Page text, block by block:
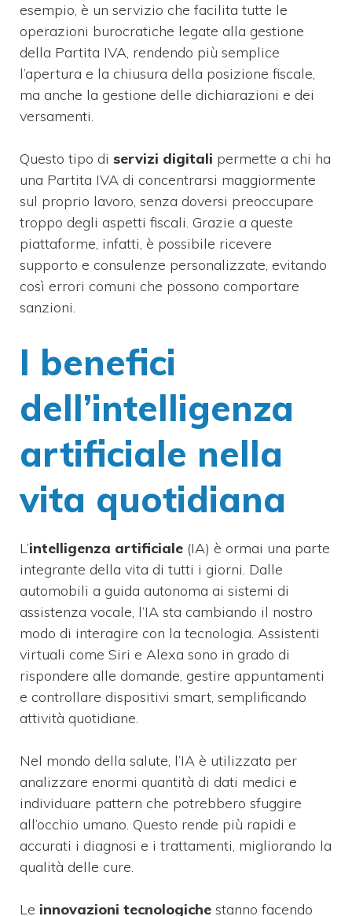
esempio, è un servizio che facilita tutte le
operazioni burocratiche legate alla gestione
della Partita IVA, rendendo più semplice
l’apertura e la chiusura della posizione fiscale,
ma anche la gestione delle dichiarazioni e dei
versamenti.
Questo tipo di servizi digitali permette a chi ha
una Partita IVA di concentrarsi maggiormente
sul proprio lavoro, senza doversi preoccupare
troppo degli aspetti fiscali. Grazie a queste
piattaforme, infatti, è possibile ricevere
supporto e consulenze personalizzate, evitando
così errori comuni che possono comportare
sanzioni.
I benefici
dell’intelligenza
artificiale nella
vita quotidiana
L’intelligenza artificiale (IA) è ormai una parte
integrante della vita di tutti i giorni. Dalle
automobili a guida autonoma ai sistemi di
assistenza vocale, l’IA sta cambiando il nostro
modo di interagire con la tecnologia. Assistenti
virtuali come Siri e Alexa sono in grado di
rispondere alle domande, gestire appuntamenti
e controllare dispositivi smart, semplificando
attività quotidiane.
Nel mondo della salute, l’IA è utilizzata per
analizzare enormi quantità di dati medici e
individuare pattern che potrebbero sfuggire
all’occhio umano. Questo rende più rapidi e
accurati i diagnosi e i trattamenti, migliorando la
qualità delle cure.
Le innovazioni tecnologiche stanno facendo